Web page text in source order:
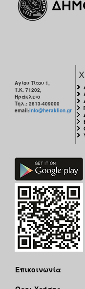
Αγίου Τίτου 1,
Τ.Κ. 71202,
Ηράκλειο
Τηλ.: 2813-409000
email:info@heraklion.gr
Επικοινωνία